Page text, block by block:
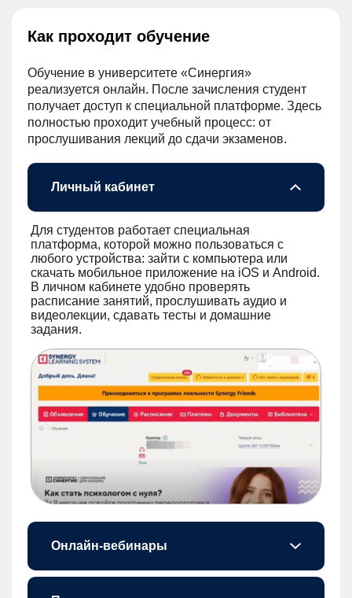
Как проходит обучение
Обучение в университете «Синергия»
реализуется онлайн. После зачисления студент
получает доступ к специальной платформе. Здесь
полностью проходит учебный процесс: от
прослушивания лекций до сдачи экзаменов.
Личный кабинет
Для студентов работает специальная
платформа, которой можно пользоваться с
любого устройства: зайти с компьютера или
скачать мобильное приложение на iOS и Android.
В личном кабинете удобно проверять
расписание занятий, прослушивать аудио и
видеолекции, сдавать тесты и домашние
задания.
Онлайн-вебинары